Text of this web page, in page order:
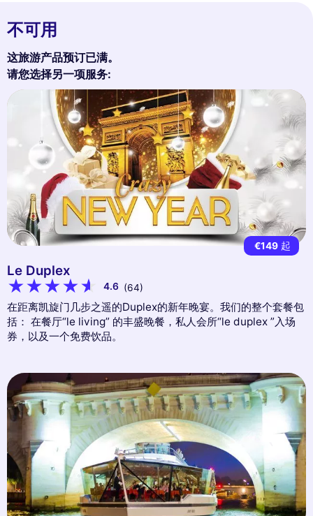
不可用
这旅游产品预订已满。
请您选择另一项服务:
€149 起
Le Duplex
4.6 (64)
在距离凯旋门几步之遥的Duplex的新年晚宴。我们的整个套餐包
括： 在餐厅“le living” 的丰盛晚餐，私人会所“le duplex ”入场
券，以及一个免费饮品。